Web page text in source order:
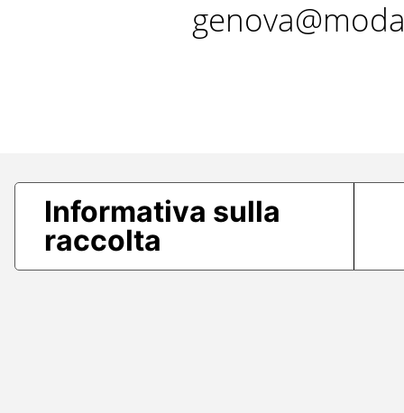
Informativa sulla
raccolta